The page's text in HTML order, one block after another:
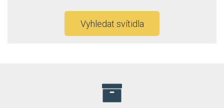
Vyhledat svítidla